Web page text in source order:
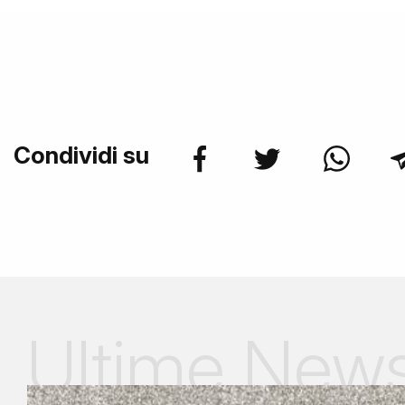
Condividi su
Ultime